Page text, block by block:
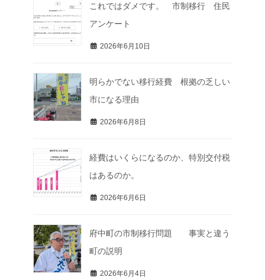
これではダメです。 市制移行 住民
アンケート
2026年6月10日
明らかでない移行経費 根拠の乏しい
市になる理由
2026年6月8日
経費はいくらになるのか、特別交付税
はあるのか。
2026年6月6日
府中町の市制移行問題 事実と違う
町の説明
2026年6月4日